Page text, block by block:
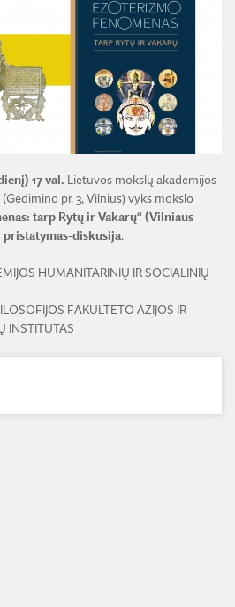
SKYRIUS
IR ATLIEKAMOS FUNKCIJOS
SUTARTYS
KODEKSAS
SU REGIONAIS
ŽINIASKLAIDOJE
LMA
TAISYKLĖS
PRIEŽIŪRA
AUTOMOBILIAI
VIEŠINTI
17 val. Lietuvos mokslų akademijos
pr. 3, Vilnius) vyks mokslo
tarp Rytų ir Vakarų“ (Vilniaus
pristatymas-diskusija.
HUMANITARINIŲ IR SOCIALINIŲ
FAKULTETO AZIJOS IR
INSTITUTAS